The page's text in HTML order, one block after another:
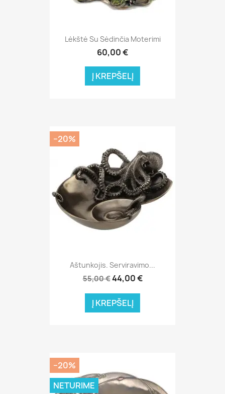
Lėkštė Su Sėdinčia Moterimi
60,00 €
Į KREPŠELĮ
Aštunkojis. Serviravimo...
55,00 €44,00 €
Į KREPŠELĮ
−20%
−20%
NETURIME